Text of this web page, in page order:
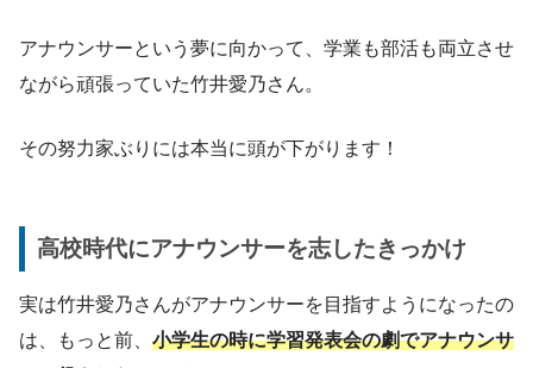
アナウンサーという夢に向かって、学業も部活も両立させ
ながら頑張っていた竹井愛乃さん。
その努力家ぶりには本当に頭が下がります！
高校時代にアナウンサーを志したきっかけ
実は竹井愛乃さんがアナウンサーを目指すようになったの
は、もっと前、 小学生の時に学習発表会の劇でアナウンサ